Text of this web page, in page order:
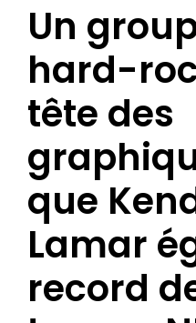
Un
hard-
tête des
que
Lamar
record